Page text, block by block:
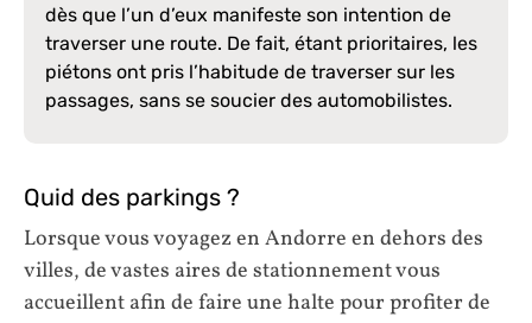
dès que l’un d’eux manifeste son intention de
traverser une route. De fait, étant prioritaires, les
piétons ont pris l’habitude de traverser sur les
passages, sans se soucier des automobilistes.
Quid des parkings ?
Lorsque vous voyagez en Andorre en dehors des
villes, de vastes aires de stationnement vous
accueillent afin de faire une halte pour profiter de